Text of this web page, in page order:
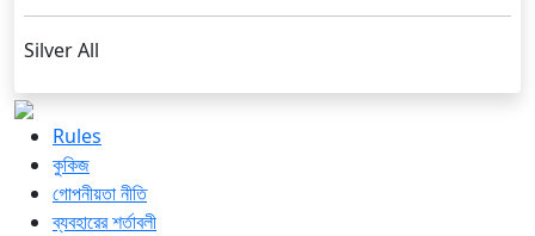
Silver All
Rules
কুকিজ
গোপনীয়তা নীতি
ব্যবহারের শর্তাবলী